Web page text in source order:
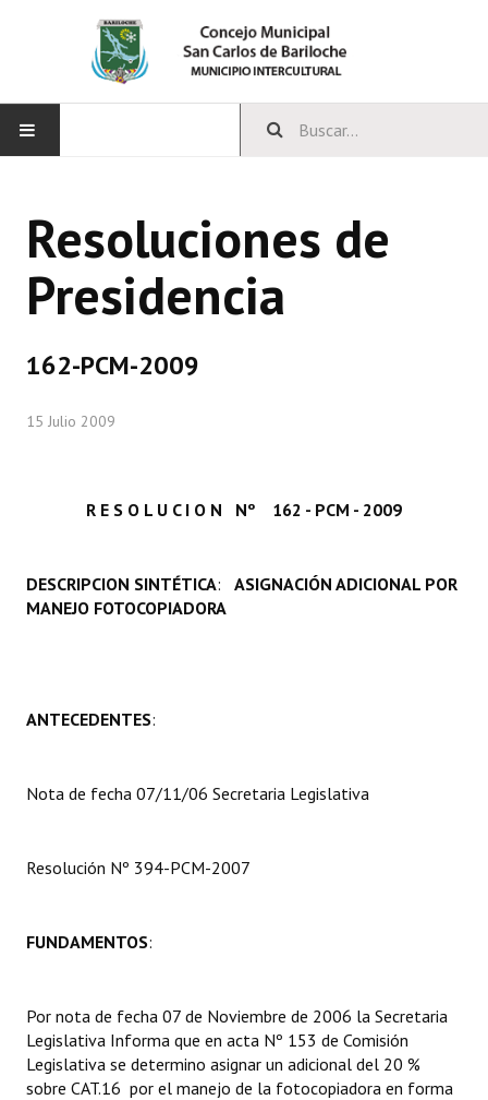
CONCEJO
Bloques Políticos
Comisiones Permanentes
Comisiones Especiales
Programas
Constitución Nacional
Digesto
Informes de Gestión
Dictámenes Asesoría Letrada
Actas de Sesión
Resoluciones de
Presidencia
162-PCM-2009
15 Julio 2009
R E S O L U C I O N Nº 162 - PCM - 2009
DESCRIPCION SINTÉTICA: ASIGNACIÓN ADICIONAL POR
MANEJO FOTOCOPIADORA
ANTECEDENTES:
Nota de fecha 07/11/06 Secretaria Legislativa
Resolución Nº 394-PCM-2007
FUNDAMENTOS:
Por nota de fecha 07 de Noviembre de 2006 la Secretaria
Legislativa Informa que en acta Nº 153 de Comisión
Legislativa se determino asignar un adicional del 20 %
sobre CAT.16 por el manejo de la fotocopiadora en forma